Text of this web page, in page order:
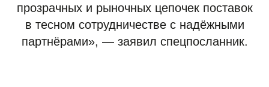
прозрачных и рыночных цепочек поставок
в тесном сотрудничестве с надёжными
партнёрами», — заявил спецпосланник.